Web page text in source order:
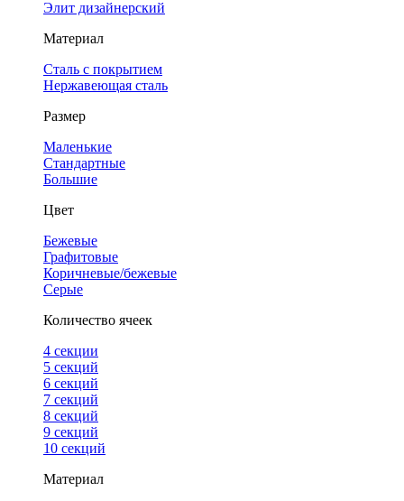
Элит дизайнерский
Материал
Сталь с покрытием
Нержавеющая сталь
Размер
Маленькие
Стандартные
Большие
Цвет
Бежевые
Графитовые
Коричневые/бежевые
Серые
Количество ячеек
4 cекции
5 секций
6 секций
7 секций
8 секций
9 секций
10 секций
Материал